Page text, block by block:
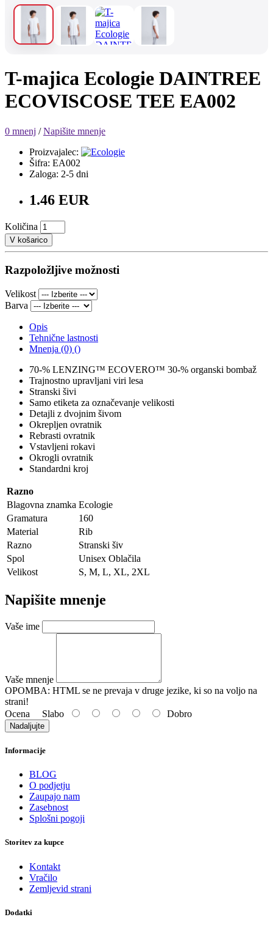
T-majica Ecologie DAINTREE
ECOVISCOSE TEE EA002
0 mnenj /Napišite mnenje
Proizvajalec:
Šifra: EA002
Zaloga: 2-5 dni
1.46 EUR
Količina
V košarico
Razpoložljive možnosti
Velikost
Barva
Opis
Tehnične lastnosti
Mnenja (0) ()
70-% LENZING™ ECOVERO™ 30-% organski bombaž
Trajnostno upravljani viri lesa
Stranski šivi
Samo etiketa za označevanje velikosti
Detajli z dvojnim šivom
Okrepljen ovratnik
Rebrasti ovratnik
Vstavljeni rokavi
Okrogli ovratnik
Standardni kroj
Razno
Blagovna znamka Ecologie
Gramatura
160
Material
Rib
Razno
Stranski šiv
Spol
Unisex Oblačila
Velikost
S, M, L, XL, 2XL
Napišite mnenje
Vaše ime
Vaše mnenje
OPOMBA: HTML se ne prevaja v druge jezike, ki so na voljo na
strani!
Ocena Slabo Dobro
Nadaljujte
Informacije
BLOG
O podjetju
Zaupajo nam
Zasebnost
Splošni pogoji
Storitev za kupce
Kontakt
Vračilo
Zemljevid strani
Dodatki